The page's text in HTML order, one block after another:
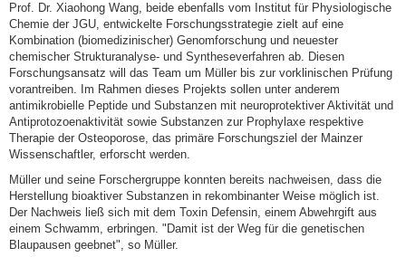
Prof. Dr. Xiaohong Wang, beide ebenfalls vom Institut für Physiologische
Chemie der JGU, entwickelte Forschungsstrategie zielt auf eine
Kombination (biomedizinischer) Genomforschung und neuester
chemischer Strukturanalyse- und Syntheseverfahren ab. Diesen
Forschungsansatz will das Team um Müller bis zur vorklinischen Prüfung
vorantreiben. Im Rahmen dieses Projekts sollen unter anderem
antimikrobielle Peptide und Substanzen mit neuroprotektiver Aktivität und
Antiprotozoenaktivität sowie Substanzen zur Prophylaxe respektive
Therapie der Osteoporose, das primäre Forschungsziel der Mainzer
Wissenschaftler, erforscht werden.
Müller und seine Forschergruppe konnten bereits nachweisen, dass die
Herstellung bioaktiver Substanzen in rekombinanter Weise möglich ist.
Der Nachweis ließ sich mit dem Toxin Defensin, einem Abwehrgift aus
einem Schwamm, erbringen. "Damit ist der Weg für die genetischen
Blaupausen geebnet", so Müller.